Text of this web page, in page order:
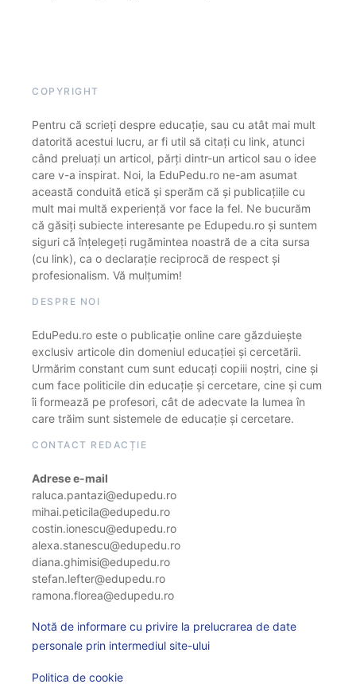
COPYRIGHT
Pentru că scrieți despre educație, sau cu atât mai mult
datorită acestui lucru, ar fi util să citați cu link, atunci
când preluați un articol, părți dintr-un articol sau o idee
care v-a inspirat. Noi, la EduPedu.ro ne-am asumat
această conduită etică și sperăm că și publicațiile cu
mult mai multă experiență vor face la fel. Ne bucurăm
că găsiți subiecte interesante pe Edupedu.ro și suntem
siguri că înțelegeți rugămintea noastră de a cita sursa
(cu link), ca o declarație reciprocă de respect și
profesionalism. Vă mulțumim!
DESPRE NOI
EduPedu.ro este o publicație online care găzduiește
exclusiv articole din domeniul educației și cercetării.
Urmărim constant cum sunt educați copiii noștri, cine și
cum face politicile din educație și cercetare, cine și cum
îi formează pe profesori, cât de adecvate la lumea în
care trăim sunt sistemele de educație și cercetare.
CONTACT REDACȚIE
Adrese e-mail
raluca.pantazi@edupedu.ro
mihai.peticila@edupedu.ro
costin.ionescu@edupedu.ro
alexa.stanescu@edupedu.ro
diana.ghimisi@edupedu.ro
stefan.lefter@edupedu.ro
ramona.florea@edupedu.ro
Notă de informare cu privire la prelucrarea de date
personale prin intermediul site-ului
Politica de cookie